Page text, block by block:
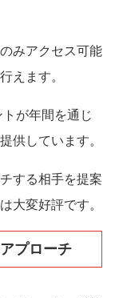
みアクセス可能
えます。
が年間を通じ
供しています。
する相手を提案
大変好評です。
プローチ